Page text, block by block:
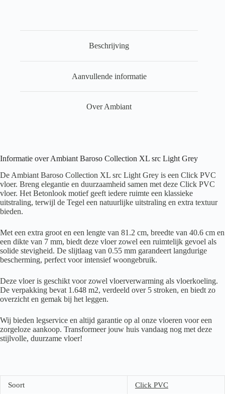
Beschrijving
Aanvullende informatie
Over Ambiant
Informatie over Ambiant Baroso Collection XL src Light Grey
De Ambiant Baroso Collection XL src Light Grey is een Click PVC
vloer. Breng elegantie en duurzaamheid samen met deze Click PVC
vloer. Het Betonlook motief geeft iedere ruimte een klassieke
uitstraling, terwijl de Tegel een natuurlijke uitstraling en extra textuur
bieden.
Met een extra groot en een lengte van 81.2 cm, breedte van 40.6 cm en
een dikte van 7 mm, biedt deze vloer zowel een ruimtelijk gevoel als
solide stevigheid. De slijtlaag van 0.55 mm garandeert langdurige
bescherming, perfect voor intensief woongebruik.
Deze vloer is geschikt voor zowel vloerverwarming als vloerkoeling.
De verpakking bevat 1.648 m2, verdeeld over 5 stroken, en biedt zo
overzicht en gemak bij het leggen.
Wij bieden legservice en altijd garantie op al onze vloeren voor een
zorgeloze aankoop. Transformeer jouw huis vandaag nog met deze
stijlvolle, duurzame vloer!
Soort Click PVC